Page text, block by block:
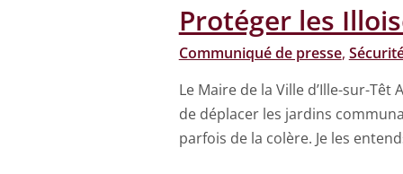
Protéger les
Communiqué de presse,
Le Maire de la Ville d’Ille-sur-
de déplacer les jardins
parfois de la colère. Je les